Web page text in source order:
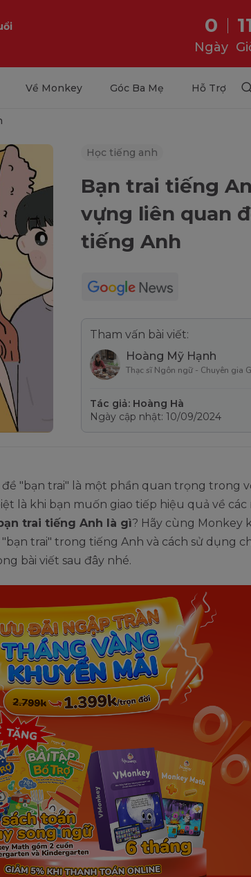
0
Ngày
Về Monkey Góc Ba Mẹ Hỗ Trợ
Học tiếng anh
Bạn trai tiếng
vựng liên quan
tiếng Anh
Tham vấn bài viết:
Hoàng Mỹ Hạnh
Thạc sĩ Ngôn ngữ - Chuyên gia
Tác giả: Hoàng Hà
Ngày cập nhật: 10/09/2024
đề "bạn trai" là một phần quan trọng trong
là khi bạn muốn giao tiếp hiệu quả về các
trai tiếng Anh là gì? Hãy cùng Monkey
trai" trong tiếng Anh và cách sử dụng
bài viết sau đây nhé.